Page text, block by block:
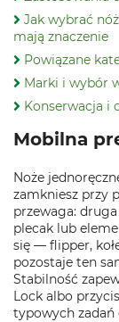
Jak wybrać
mają znaczenie
Powiązane
Marki i wybór
Konserwacja i
Mobilna
Noże
zamkniesz przy
przewaga:
plecak lub
się — flipper,
pozostaje ten
Stabilność
Lock albo
typowych zadań